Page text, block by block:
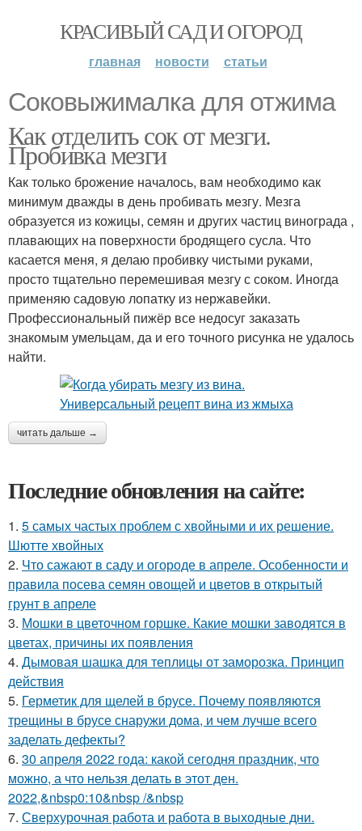
КРАСИВЫЙ САД И ОГОРОД
главная новости статьи
Соковыжималка для отжима
Как отделить сок от мезги.
Пробивка мезги
Как только брожение началось, вам необходимо как
минимум дважды в день пробивать мезгу. Мезга
образуется из кожицы, семян и других частиц винограда ,
плавающих на поверхности бродящего сусла. Что
касается меня, я делаю пробивку чистыми руками,
просто тщательно перемешивая мезгу с соком. Иногда
применяю садовую лопатку из нержавейки.
Профессиональный пижёр все недосуг заказать
знакомым умельцам, да и его точного рисунка не удалось
найти.
читать дальше →
Последние обновления на сайте:
1. 5 самых частых проблем с хвойными и их решение.
Шютте хвойных
2. Что сажают в саду и огороде в апреле. Особенности и
правила посева семян овощей и цветов в открытый
грунт в апреле
3. Мошки в цветочном горшке. Какие мошки заводятся в
цветах, причины их появления
4. Дымовая шашка для теплицы от заморозка. Принцип
действия
5. Герметик для щелей в брусе. Почему появляются
трещины в брусе снаружи дома, и чем лучше всего
заделать дефекты?
6. 30 апреля 2022 года: какой сегодня праздник, что
можно, а что нельзя делать в этот ден.
2022,&nbsp0:10&nbsp /&nbsp
7. Сверхурочная работа и работа в выходные дни.